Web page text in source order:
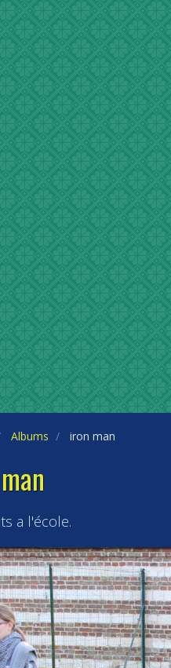
Albums iron man
a l'école.